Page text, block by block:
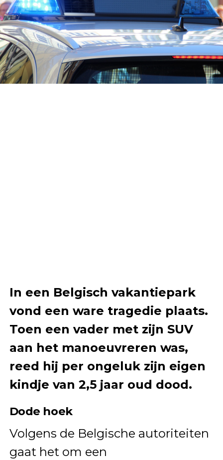
In een Belgisch vakantiepark
vond een ware tragedie plaats.
Toen een vader met zijn SUV
aan het manoeuvreren was,
reed hij per ongeluk zijn eigen
kindje van 2,5 jaar oud dood.
Dode hoek
Volgens de Belgische autoriteiten
gaat het om een